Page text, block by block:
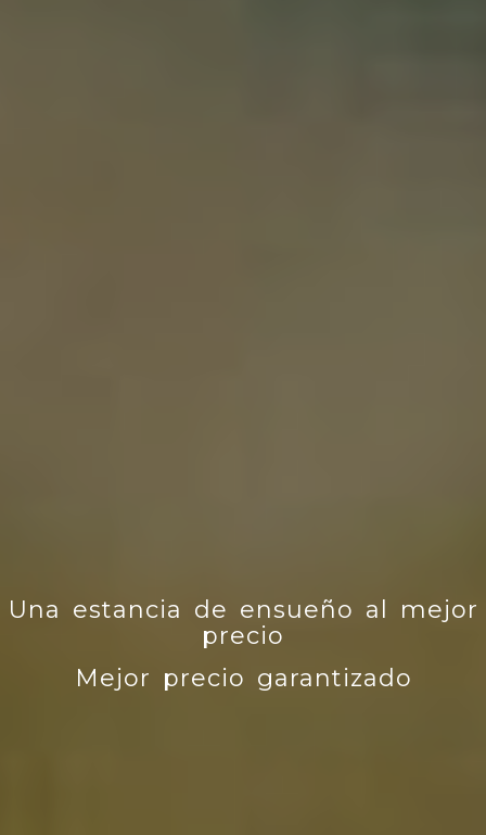
Una estancia de ensueño al mejor
precio
Mejor precio garantizado